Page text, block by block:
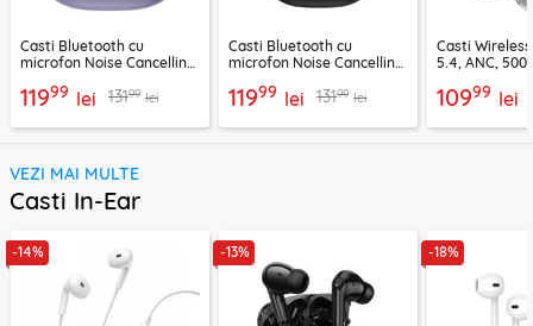
Casti Bluetooth cu
microfon Noise Cancelling
11999 lei 13199 lei
Casti Bluetooth cu
microfon Noise Cancelling
11999 lei 13199 lei
Casti
5.4, ANC,
10999 lei
VEZI MAI MULTE
Casti In-Ear
-14% -13% -18%